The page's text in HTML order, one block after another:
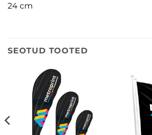
24 cm
SEOTUD TOOTED